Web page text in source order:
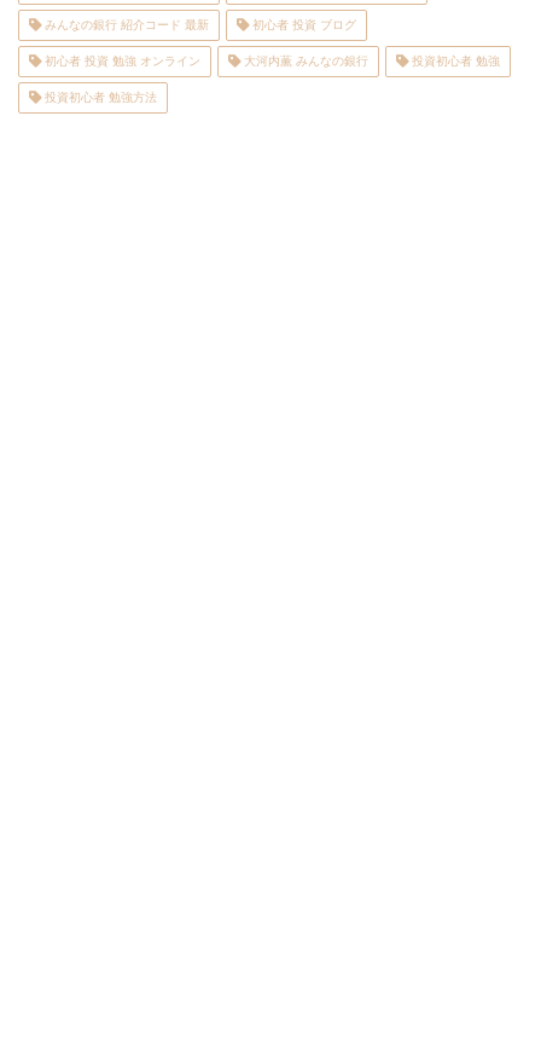
みんなの銀行 紹介コード 最新 初心者 投資 ブログ
初心者 投資 勉強 オンライン 大河内薫 みんなの銀行 投資初心者 勉強
投資初心者 勉強方法